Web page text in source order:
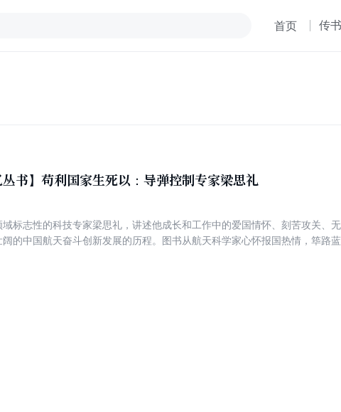
首页 传
丛书】苟利国家生死以：导弹控制专家梁思礼
标志性的科技专家梁思礼，讲述他成长和工作中的爱国情怀、刻苦攻关、
的中国航天奋斗创新发展的历程。图书从航天科学家心怀报国热情，筚路